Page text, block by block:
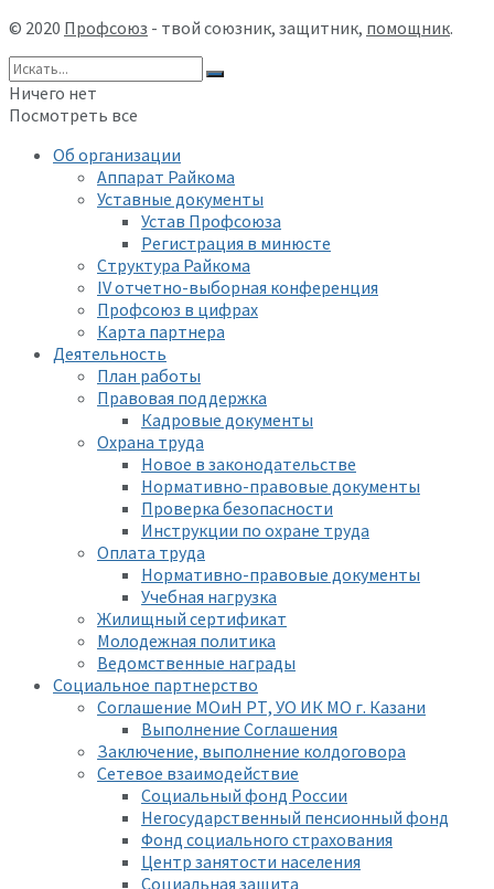
© 2020 Профсоюз - твой союзник, защитник, помощник.
Ничего нет
Посмотреть все
Об организации
Аппарат Райкома
Уставные документы
Устав Профсоюза
Регистрация в минюсте
Структура Райкома
IV отчетно-выборная конференция
Профсоюз в цифрах
Карта партнера
Деятельность
План работы
Правовая поддержка
Кадровые документы
Охрана труда
Новое в законодательстве
Нормативно-правовые документы
Проверка безопасности
Инструкции по охране труда
Оплата труда
Нормативно-правовые документы
Учебная нагрузка
Жилищный сертификат
Молодежная политика
Ведомственные награды
Социальное партнерство
Соглашение МОиН РТ, УО ИК МО г. Казани
Выполнение Соглашения
Заключение, выполнение колдоговора
Сетевое взаимодействие
Социальный фонд России
Негосударственный пенсионный фонд
Фонд социального страхования
Центр занятости населения
Социальная защита